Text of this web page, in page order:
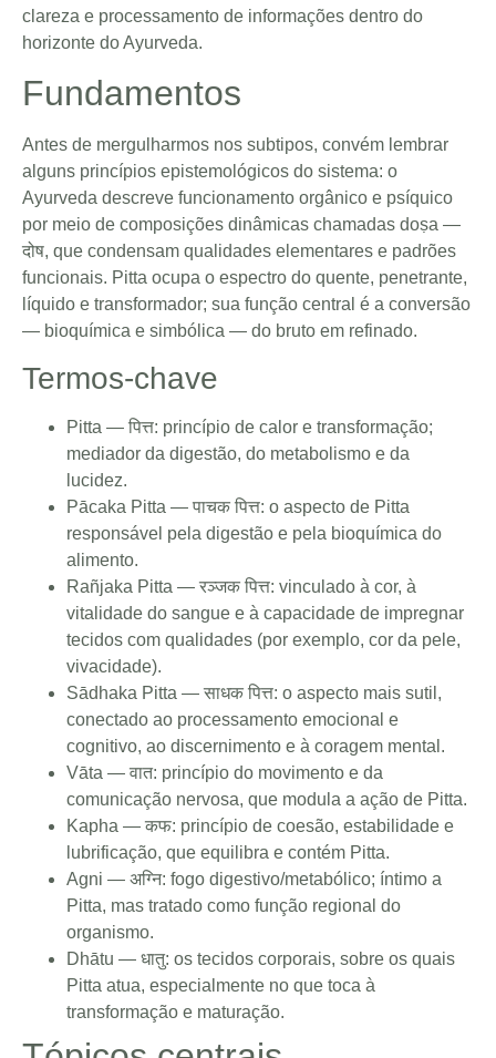
clareza e processamento de informações dentro do
horizonte do Ayurveda.
Fundamentos
Antes de mergulharmos nos subtipos, convém lembrar
alguns princípios epistemológicos do sistema: o
Ayurveda descreve funcionamento orgânico e psíquico
por meio de composições dinâmicas chamadas doṣa —
दोष, que condensam qualidades elementares e padrões
funcionais. Pitta ocupa o espectro do quente, penetrante,
líquido e transformador; sua função central é a conversão
— bioquímica e simbólica — do bruto em refinado.
Termos-chave
Pitta — पित्त: princípio de calor e transformação;
mediador da digestão, do metabolismo e da
lucidez.
Pācaka Pitta — पाचक पित्त: o aspecto de Pitta
responsável pela digestão e pela bioquímica do
alimento.
Rañjaka Pitta — रञ्जक पित्त: vinculado à cor, à
vitalidade do sangue e à capacidade de impregnar
tecidos com qualidades (por exemplo, cor da pele,
vivacidade).
Sādhaka Pitta — साधक पित्त: o aspecto mais sutil,
conectado ao processamento emocional e
cognitivo, ao discernimento e à coragem mental.
Vāta — वात: princípio do movimento e da
comunicação nervosa, que modula a ação de Pitta.
Kapha — कफ: princípio de coesão, estabilidade e
lubrificação, que equilibra e contém Pitta.
Agni — अग्नि: fogo digestivo/metabólico; íntimo a
Pitta, mas tratado como função regional do
organismo.
Dhātu — धातु: os tecidos corporais, sobre os quais
Pitta atua, especialmente no que toca à
transformação e maturação.